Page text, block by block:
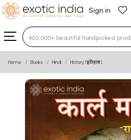
Sign in
Type 3 or more characters
Home Books Hindi History (इतिहास)